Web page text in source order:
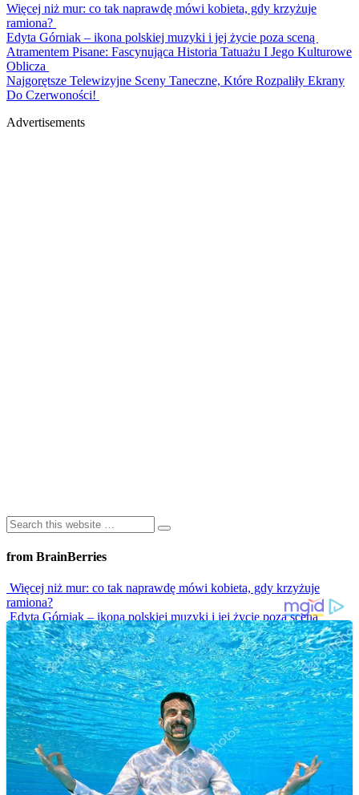
Więcej niż mur: co tak naprawdę mówi kobieta, gdy krzyżuje
ramiona?
Edyta Górniak – ikona polskiej muzyki i jej życie poza sceną
Atramentem Pisane: Fascynująca Historia Tatuażu I Jego Kulturowe
Oblicza
Najgorętsze Telewizyjne Sceny Taneczne, Które Rozpaliły Ekrany
Do Czerwoności!
Advertisements
from BrainBerries
Więcej niż mur: co tak naprawdę mówi kobieta, gdy krzyżuje
ramiona?
Edyta Górniak – ikona polskiej muzyki i jej życie poza sceną
Atramentem Pisane: Fascynująca Historia Tatuażu I Jego
Kulturowe Oblicza
Najgorętsze Telewizyjne Sceny Taneczne, Które Rozpaliły Ekrany
Do Czerwoności!
Parkiet w Ogniu! 8 weselnych hitów, które musisz zobaczyć
Advertisements